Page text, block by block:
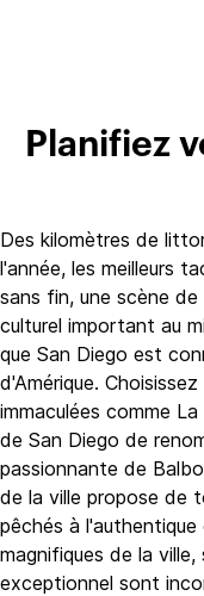
Planifiez
Des kilomètres de
l'année, les meilleurs
sans fin, une scène
culturel important au
que San Diego est
d'Amérique.
immaculées comme
de San Diego de
passionnante de
de la ville propose de
pêchés à l'authentique
magnifiques de la
exceptionnel sont